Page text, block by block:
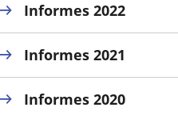
Informes 2022
Informes 2021
Informes 2020